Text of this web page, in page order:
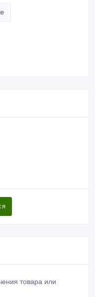
товара или